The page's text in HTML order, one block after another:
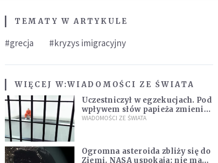
TEMATY W ARTYKULE
#grecja #kryzys imigracyjny
WIĘCEJ W:WIADOMOŚCI ZE ŚWIATA
Uczestniczył w egzekucjach. Pod
wpływem słów papieża zmienił
zdanie
WIADOMOŚCI ZE ŚWIATA
Ogromna asteroida zbliży się do
Ziemi. NASA uspokaja: nie ma